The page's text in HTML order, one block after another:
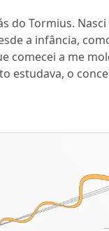
do Tormius.
a infância,
comecei a me
estudava, o